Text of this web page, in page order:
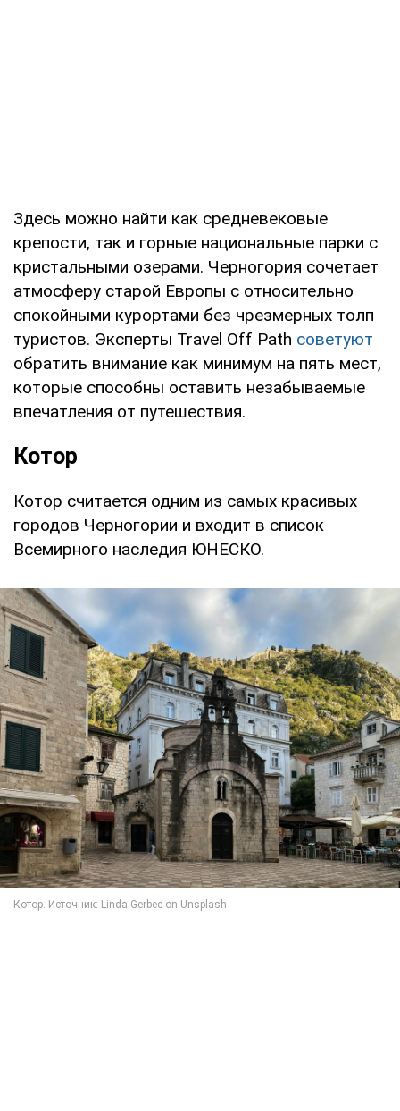
Здесь можно найти как средневековые
крепости, так и горные национальные парки с
кристальными озерами. Черногория сочетает
атмосферу старой Европы с относительно
спокойными курортами без чрезмерных толп
туристов. Эксперты Travel Off Path советуют
обратить внимание как минимум на пять мест,
которые способны оставить незабываемые
впечатления от путешествия.
Котор
Котор считается одним из самых красивых
городов Черногории и входит в список
Всемирного наследия ЮНЕСКО.